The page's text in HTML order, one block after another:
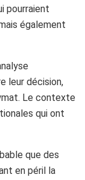
pourraient
également
leur décision,
Le contexte
qui ont
que des
en péril la